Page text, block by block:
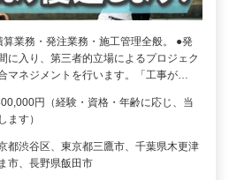
業務・発注業務・施工管理全般。 ●発
に入り、第三者的立場によるプロジェク
マネジメントを行います。「工事が…
円（経験・資格・年齢に応じ、当
ます）
都渋谷区、東京都三鷹市、千葉県木更津
市、長野県飯田市